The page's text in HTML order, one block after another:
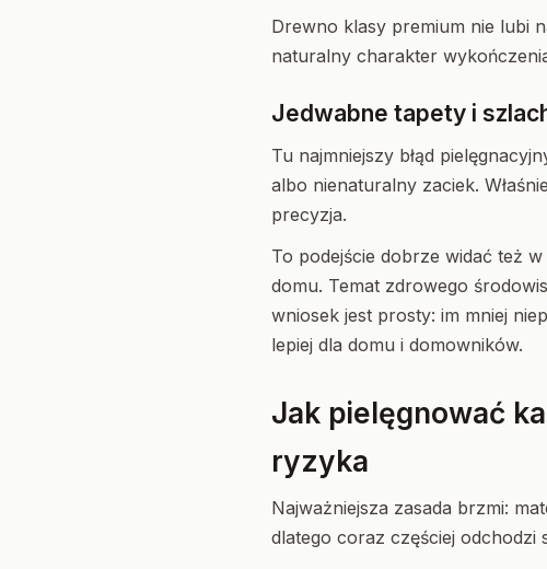
Drewno klasy premium nie lubi
naturalny charakter
Jedwabne tapety i
Tu najmniejszy błąd
albo nienaturalny zaciek.
precyzja.
To podejście dobrze widać też
domu. Temat zdrowego
wniosek jest prosty: im mniej
lepiej dla domu i domowników.
Jak pielęgnować
ryzyka
Najważniejsza zasada brzmi:
dlatego coraz częściej odchodzi